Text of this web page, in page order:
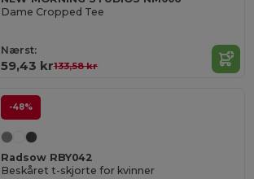
Dame Cropped Tee
Nærst:
59,43 kr133,58 kr
-48%
Radsow RBY042
Beskåret t-skjorte for kvinner